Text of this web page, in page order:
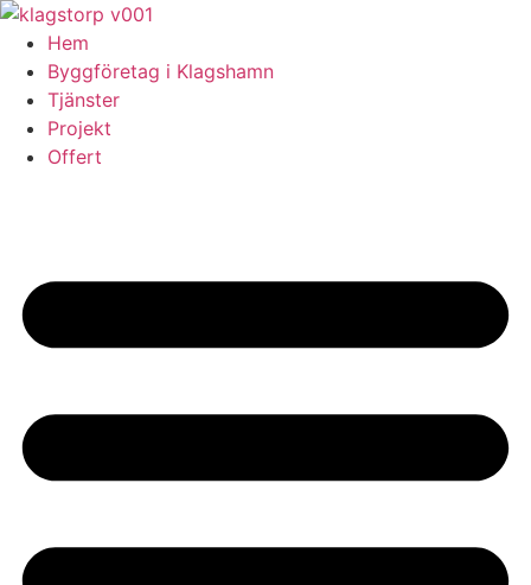
Skip
content
Hem
Byggföretag i Klagshamn
Tjänster
Projekt
Offert